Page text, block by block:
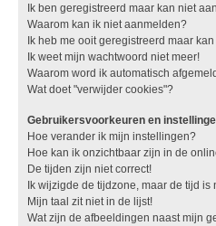
Ik ben geregistreerd maar kan niet
Waarom kan ik niet aanmelden?
Ik heb me ooit geregistreerd maar
Ik weet mijn wachtwoord niet meer!
Waarom word ik automatisch
Wat doet "verwijder cookies"?
Gebruikersvoorkeuren en
Hoe verander ik mijn instellingen?
Hoe kan ik onzichtbaar zijn in de
De tijden zijn niet correct!
Ik wijzigde de tijdzone, maar de tijd is
Mijn taal zit niet in de lijst!
Wat zijn de afbeeldingen naast mijn